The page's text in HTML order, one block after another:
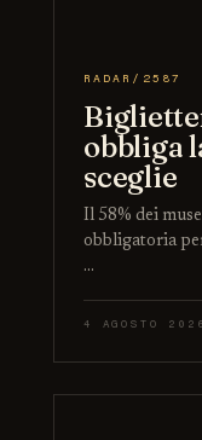
RADAR/2587
obbliga
sceglie
Il 58% dei
obbligatoria
…
4 AGOSTO